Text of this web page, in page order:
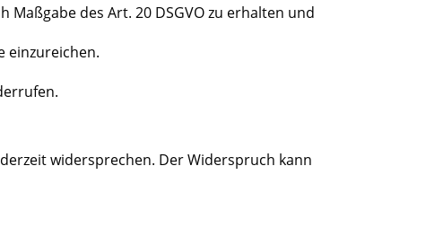
des Art. 20 DSGVO zu erhalten und
einzureichen.
widersprechen. Der Widerspruch kann